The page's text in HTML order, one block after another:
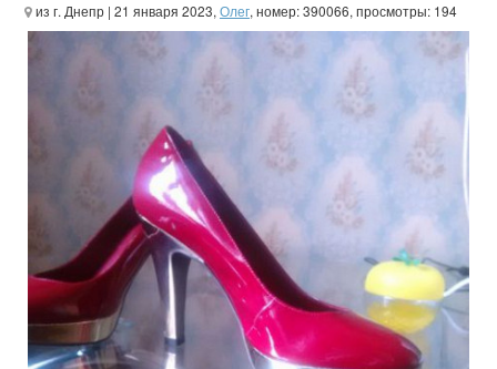
из г. Днепр | 21 января 2023, Олег, номер: 390066, просмотры: 194